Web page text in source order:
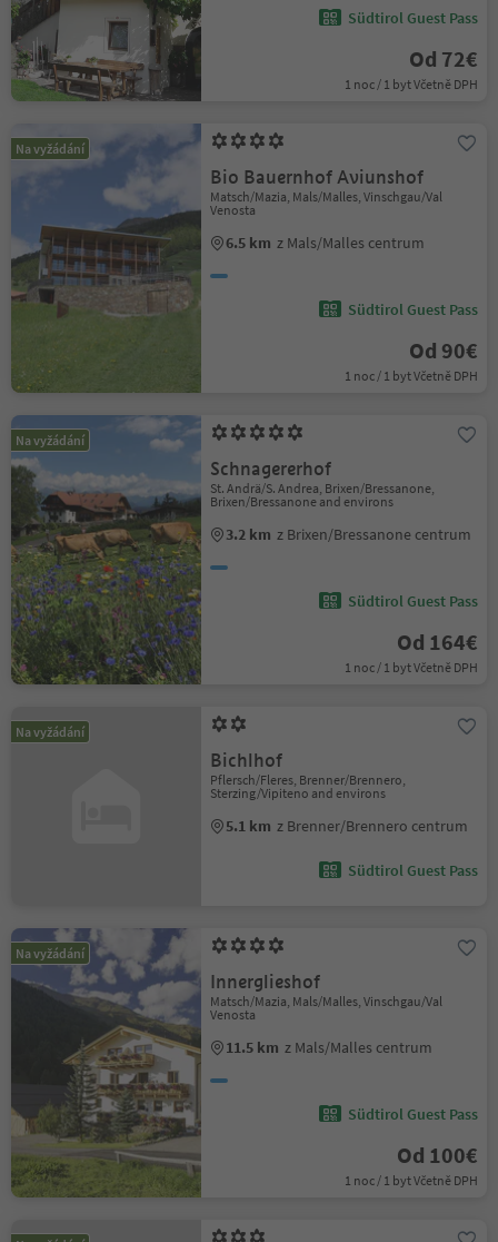
Südtirol Guest Pass
Od 72€
1 noc / 1 byt Včetně DPH
Na vyžádání
Bio Bauernhof Aviunshof
Matsch/Mazia, Mals/Malles, Vinschgau/Val
Venosta
6.5 km z Mals/Malles centrum
Südtirol Guest Pass
Od 90€
1 noc / 1 byt Včetně DPH
Na vyžádání
Schnagererhof
St. Andrä/S. Andrea, Brixen/Bressanone,
Brixen/Bressanone and environs
3.2 km z Brixen/Bressanone centrum
Südtirol Guest Pass
Od 164€
1 noc / 1 byt Včetně DPH
Na vyžádání
Bichlhof
Pflersch/Fleres, Brenner/Brennero,
Sterzing/Vipiteno and environs
5.1 km z Brenner/Brennero centrum
Südtirol Guest Pass
Na vyžádání
Innerglieshof
Matsch/Mazia, Mals/Malles, Vinschgau/Val
Venosta
11.5 km z Mals/Malles centrum
Südtirol Guest Pass
Od 100€
1 noc / 1 byt Včetně DPH